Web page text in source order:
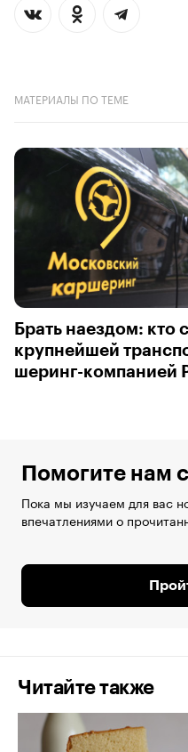
МАТЕРИАЛЫ ПО ТЕМЕ
Брать наездом: кто
крупнейшей
шеринг-компанией
Помогите нам
Пока мы изучаем для вас
впечатлениями о
Читайте также